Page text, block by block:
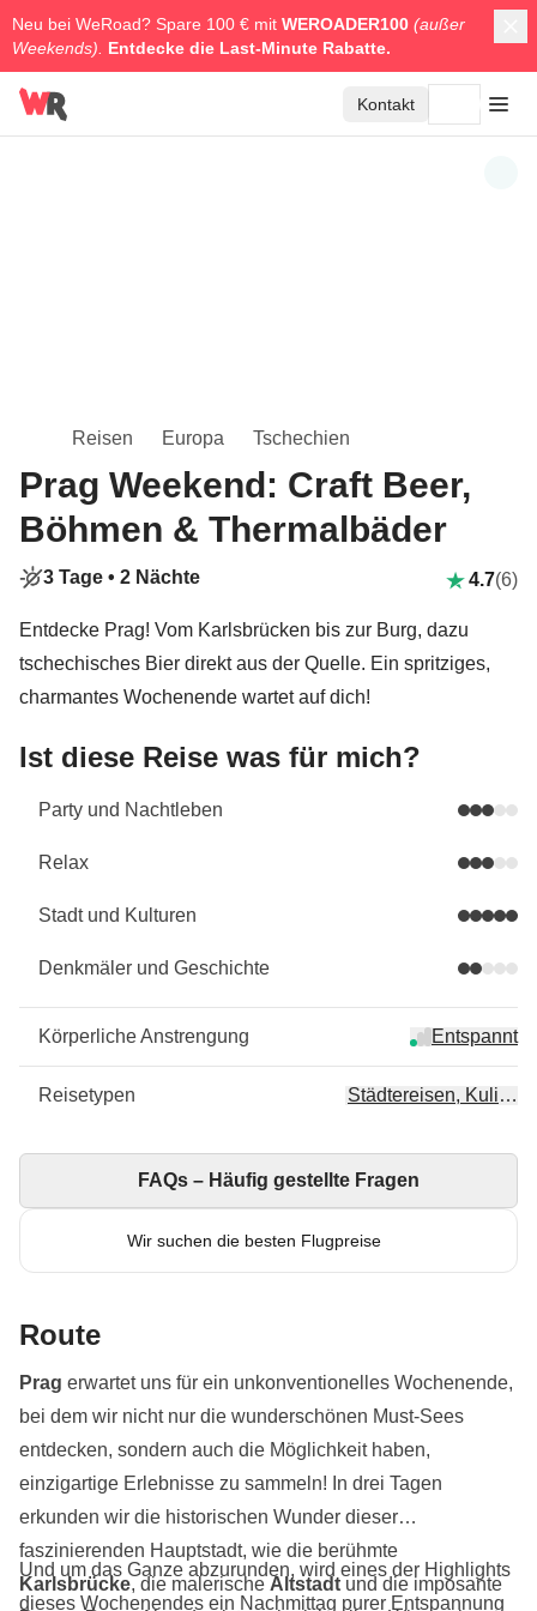
Neu bei WeRoad? Spare 100 € mit WEROADER100 (außer
Weekends).
Entdecke die Last-Minute Rabatte.
Kontakt
Reisen Europa Tschechien
Prag Weekend: Craft Beer,
Böhmen & Thermalbäder
3 Tage • 2 Nächte 4.7(6)
Entdecke Prag! Vom Karlsbrücken bis zur Burg, dazu
tschechisches Bier direkt aus der Quelle. Ein spritziges,
charmantes Wochenende wartet auf dich!
Ist diese Reise was für mich?
Party und Nachtleben
Relax
Stadt und Kulturen
Denkmäler und Geschichte
Körperliche Anstrengung Entspannt
Reisetypen Städtereisen,
Wir suchen die besten Flugpreise
FAQs – Häufig gestellte Fragen
Route
Prag erwartet uns für ein unkonventionelles Wochenende,
bei dem wir nicht nur die wunderschönen Must-Sees
entdecken, sondern auch die Möglichkeit haben,
einzigartige Erlebnisse zu sammeln! In drei Tagen
erkunden wir die historischen Wunder dieser
faszinierenden Hauptstadt, wie die berühmte
Karlsbrücke, die malerische Altstadt und die imposante
Und um das Ganze abzurunden, wird eines der Highlights
dieses Wochenendes ein Nachmittag purer Entspannung